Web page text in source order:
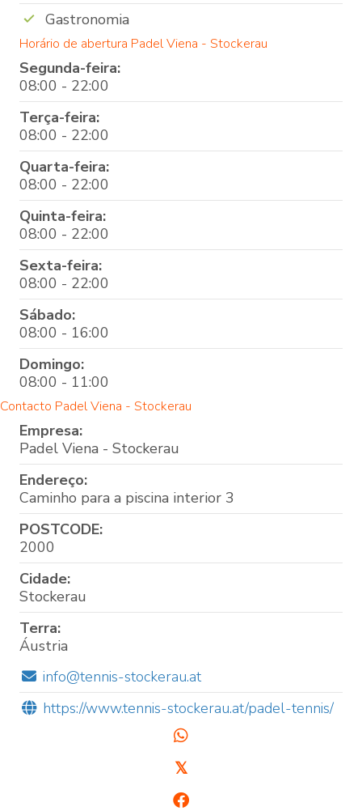
Gastronomia
Horário de abertura Padel Viena - Stockerau
Segunda-feira:
08:00 - 22:00
Terça-feira:
08:00 - 22:00
Quarta-feira:
08:00 - 22:00
Quinta-feira:
08:00 - 22:00
Sexta-feira:
08:00 - 22:00
Sábado:
08:00 - 16:00
Domingo:
08:00 - 11:00
Contacto Padel Viena - Stockerau
Empresa:
Padel Viena - Stockerau
Endereço:
Caminho para a piscina interior 3
POSTCODE:
2000
Cidade:
Stockerau
Terra:
Áustria
info@tennis-stockerau.at
https://www.tennis-stockerau.at/padel-tennis/
𝕏